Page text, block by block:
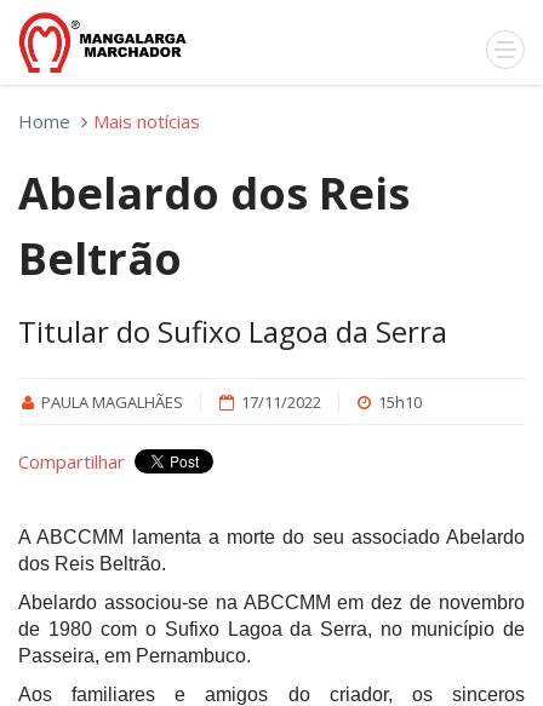
Home Mais notícias
Abelardo dos Reis
Beltrão
Titular do Sufixo Lagoa da Serra
PAULA MAGALHÃES 17/11/2022 15h10
Compartilhar
A ABCCMM lamenta a morte do seu associado Abelardo
dos Reis Beltrão.
Abelardo associou-se na ABCCMM em dez de novembro
de 1980 com o Sufixo Lagoa da Serra, no município de
Passeira, em Pernambuco.
Aos familiares e amigos do criador, os sinceros